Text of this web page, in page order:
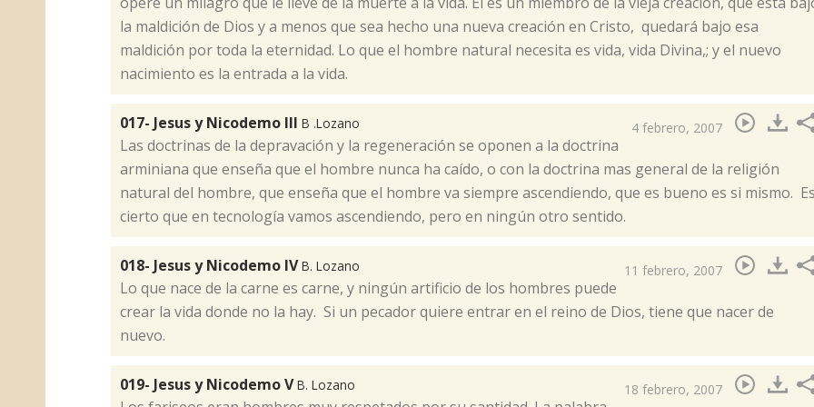
la maldición de Dios y a menos que sea hecho una nueva creación en Cristo, quedará bajo esa
maldición por toda la eternidad. Lo que el hombre natural necesita es vida, vida Divina,; y el nuevo
nacimiento es la entrada a la vida.
017- Jesus y Nicodemo III B .Lozano 4 febrero, 2007
​Las doctrinas de la depravación y la regeneración se oponen a la doctrina
arminiana que enseña que el hombre nunca ha caído, o con la doctrina mas general de la religión
natural del hombre, que enseña que el hombre va siempre ascendiendo, que es bueno es si mismo.
cierto que en tecnología vamos ascendiendo, pero en ningún otro sentido.
018- Jesus y Nicodemo IVB. Lozano 11 febrero, 2007
​Lo que nace de la carne es carne, y ningún artificio de los hombres puede
crear la vida donde no la hay. Si un pecador quiere entrar en el reino de Dios, tiene que nacer de
nuevo.
019- Jesus y Nicodemo VB. Lozano 18 febrero, 2007